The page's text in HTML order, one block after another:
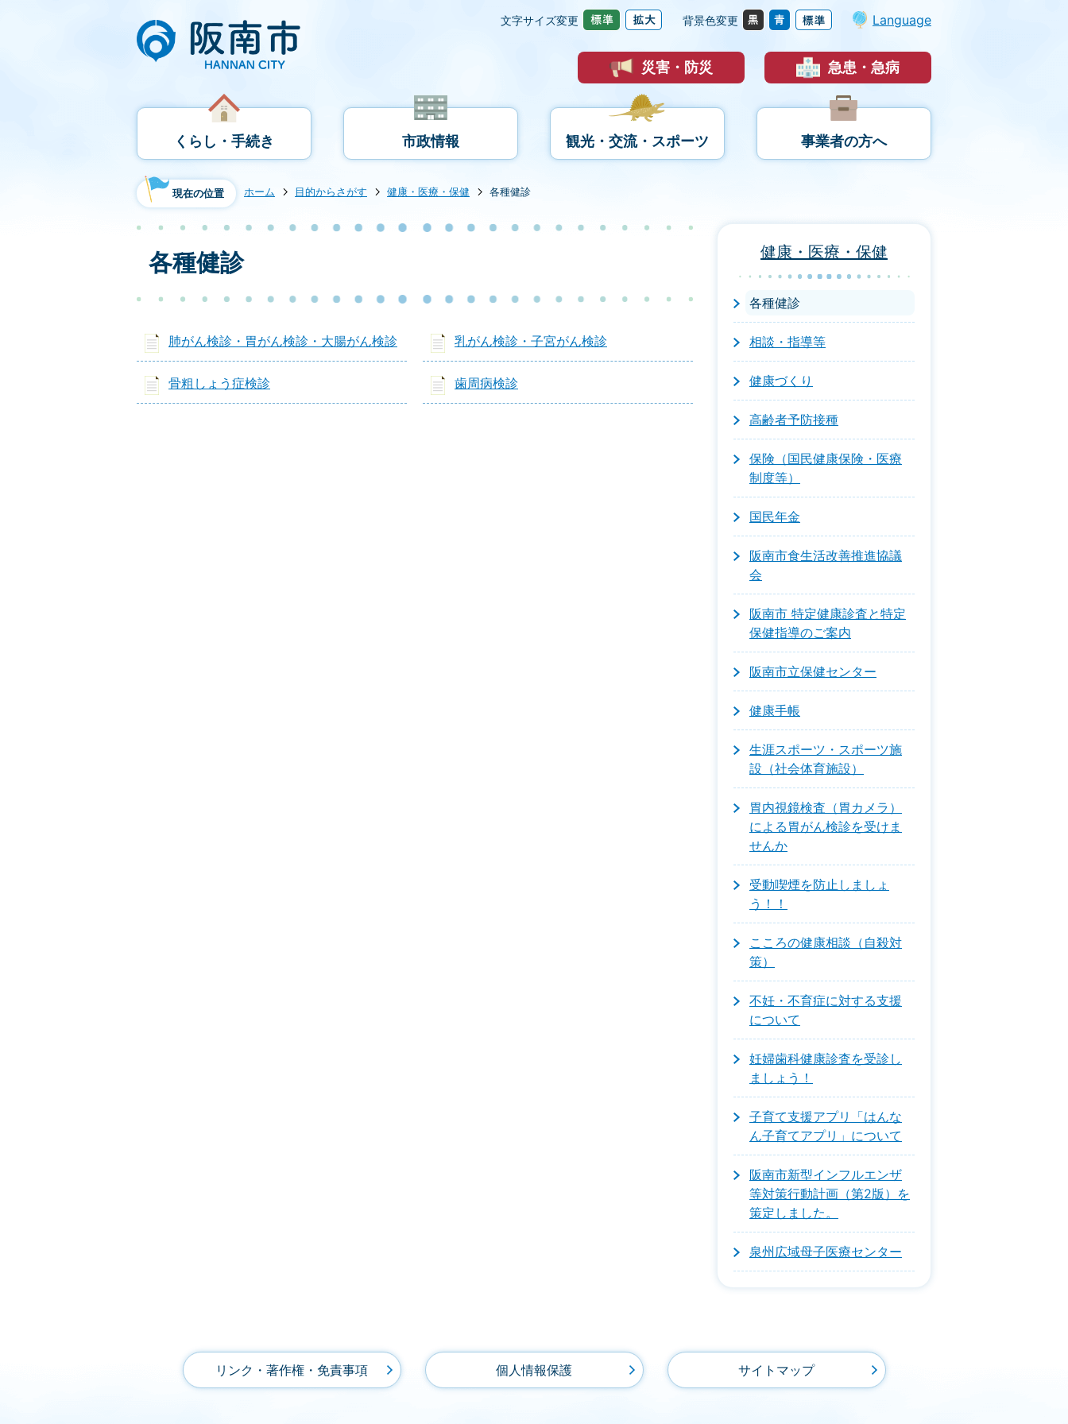
文字サイズ変更 背景色変更 Language
災害・防災 急患・急病
くらし・手続き 市政情報 観光・交流・スポーツ 事業者の方へ
現在の位置 ホーム 目的からさがす 健康・医療・保健 各種健診
各種健診
肺がん検診・胃がん検診・大腸がん検診 乳がん検診・子宮がん検診
骨粗しょう症検診 歯周病検診
健康・医療・保健
各種健診
相談・指導等
健康づくり
高齢者予防接種
保険（国民健康保険・医療
制度等）
国民年金
阪南市食生活改善推進協議
会
阪南市 特定健康診査と特定
保健指導のご案内
阪南市立保健センター
健康手帳
生涯スポーツ・スポーツ施
設（社会体育施設）
胃内視鏡検査（胃カメラ）
による胃がん検診を受けま
せんか
受動喫煙を防止しましょ
う！！
こころの健康相談（自殺対
策）
不妊・不育症に対する支援
について
妊婦歯科健康診査を受診し
ましょう！
子育て支援アプリ「はんな
ん子育てアプリ」について
阪南市新型インフルエンザ
等対策行動計画（第2版）を
策定しました。
泉州広域母子医療センター
リンク・著作権・免責事項 個人情報保護 サイトマップ